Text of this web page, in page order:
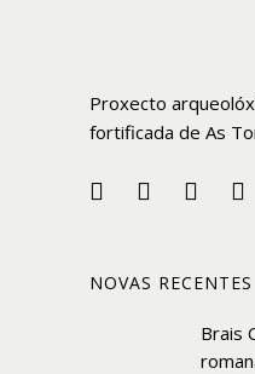
Proxecto
fortificada de As
NOVAS RECENTES
Brais